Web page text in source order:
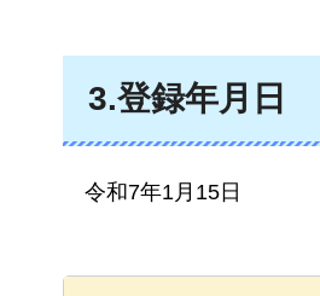
3.登録年月日
令和7年1月15日